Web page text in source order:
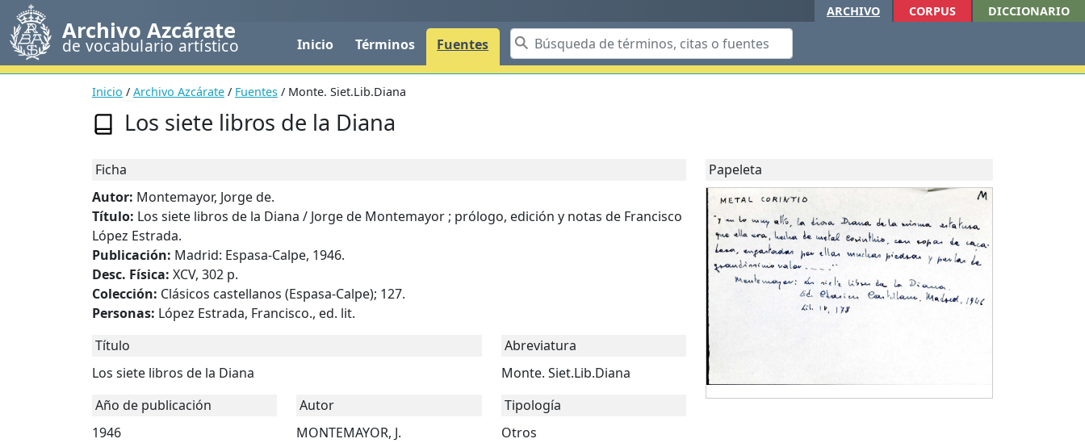
Archivo Azcárate
de vocabulario artístico Inicio Términos Fuentes
ARCHIVO CORPUS DICCIONARIO
Inicio / Archivo Azcárate / Fuentes / Monte. Siet.Lib.Diana
Los siete libros de la Diana
Ficha
Autor: Montemayor, Jorge de.
Título: Los siete libros de la Diana / Jorge de Montemayor ; prólogo, edición y notas de Francisco
López Estrada.
Publicación: Madrid: Espasa-Calpe, 1946.
Desc. Física: XCV, 302 p.
Colección: Clásicos castellanos (Espasa-Calpe); 127.
Personas: López Estrada, Francisco., ed. lit.
Título
Los siete libros de la Diana
Abreviatura
Monte. Siet.Lib.Diana
Año de publicación
1946
Autor
MONTEMAYOR, J.
Tipología
Otros
Papeleta